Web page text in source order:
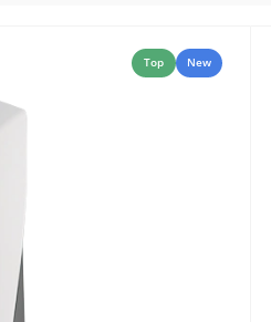
Top New